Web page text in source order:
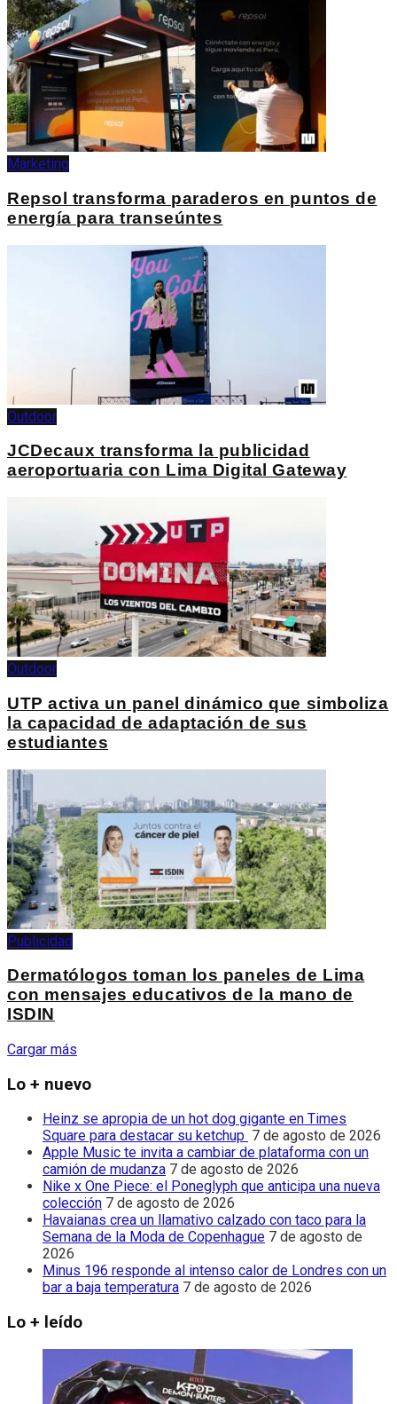
Marketing
Repsol transforma paraderos en puntos de
energía para transeúntes
Outdoor
JCDecaux transforma la publicidad
aeroportuaria con Lima Digital Gateway
Outdoor
UTP activa un panel dinámico que simboliza
la capacidad de adaptación de sus
estudiantes
Publicidad
Dermatólogos toman los paneles de Lima
con mensajes educativos de la mano de
ISDIN
Cargar más
Lo + nuevo
Heinz se apropia de un hot dog gigante en Times
Square para destacar su ketchup 7 de agosto de 2026
Apple Music te invita a cambiar de plataforma con un
camión de mudanza 7 de agosto de 2026
Nike x One Piece: el Poneglyph que anticipa una nueva
colección 7 de agosto de 2026
Havaianas crea un llamativo calzado con taco para la
Semana de la Moda de Copenhague 7 de agosto de
2026
Minus 196 responde al intenso calor de Londres con un
bar a baja temperatura 7 de agosto de 2026
Lo + leído